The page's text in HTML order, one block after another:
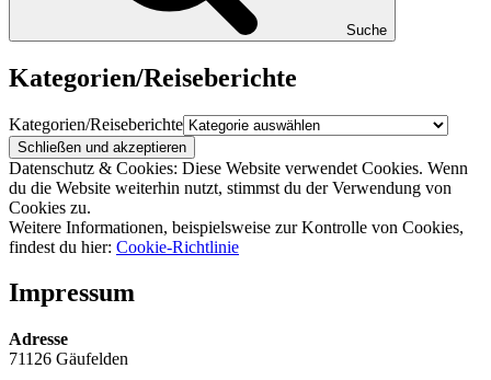
Suche
Kategorien/Reiseberichte
Kategorien/Reiseberichte
Datenschutz & Cookies: Diese Website verwendet Cookies. Wenn
du die Website weiterhin nutzt, stimmst du der Verwendung von
Cookies zu.
Weitere Informationen, beispielsweise zur Kontrolle von Cookies,
findest du hier: Cookie-Richtlinie
Impressum
Adresse
71126 Gäufelden